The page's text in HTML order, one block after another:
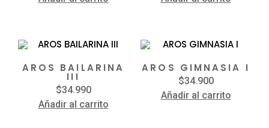
AROS BAILARINA
III
$34.990
Añadir al carrito
AROS GIMNASIA I
$34.900
Añadir al carrito